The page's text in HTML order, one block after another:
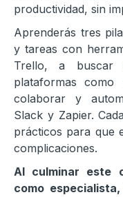
productividad, sin
Aprenderás tres
y tareas con
Trello, a buscar
plataformas
colaborar y
Slack y Zapier.
prácticos para que
complicaciones.
Al culminar este
como